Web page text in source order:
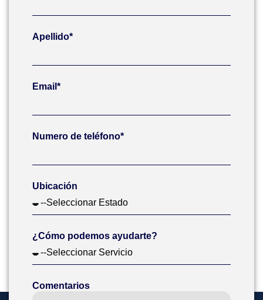
Apellido*
Email*
Numero de teléfono*
Ubicación
¿Cómo podemos ayudarte?
Comentarios